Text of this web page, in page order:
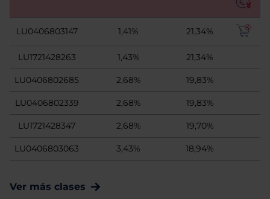
LU0406803147 1,41% 21,34%
LU1721428263 1,43% 21,34%
LU0406802685 2,68% 19,83%
LU0406802339 2,68% 19,83%
LU1721428347 2,68% 19,70%
LU0406803063 3,43% 18,94%
Ver más clases